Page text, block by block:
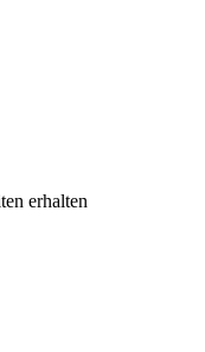
erhalten